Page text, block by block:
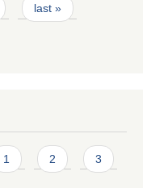
last »
1 2 3